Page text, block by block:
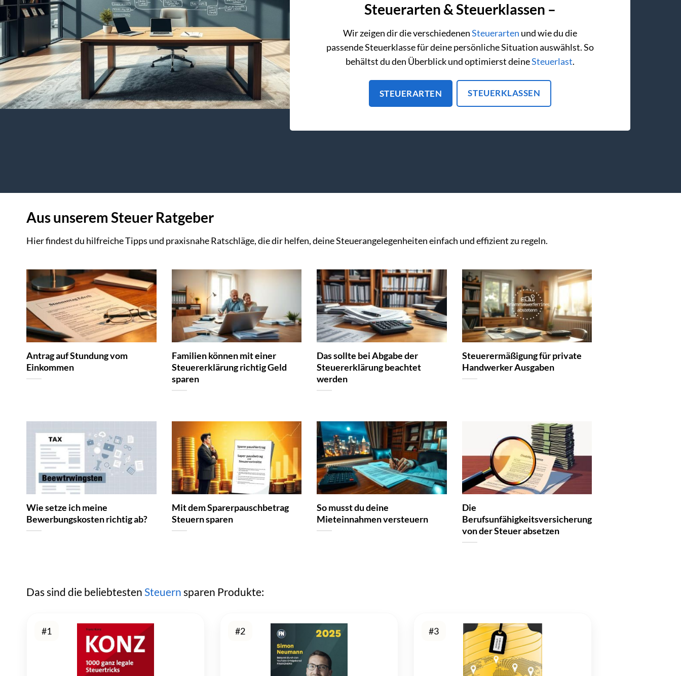
Steuerarten & Steuerklassen –
Wir zeigen dir die verschiedenenSteuerarten und wie du die
passende Steuerklasse für deine persönliche Situation auswählst. So
behältst du den Überblick und optimierst deineSteuerlast.
STEUERARTEN STEUERKLASSEN
Aus unserem Steuer Ratgeber
Hier findest du hilfreiche Tipps und praxisnahe Ratschläge, die dir helfen, deine Steuerangelegenheiten einfach und effizient zu regeln.
Antrag auf Stundung vom
Einkommen
Familien können mit einer
Steuererklärung richtig Geld
sparen
Das sollte bei Abgabe der
Steuererklärung beachtet
werden
Steuerermäßigung für private
Handwerker Ausgaben
Wie setze ich meine
Bewerbungskosten richtig ab?
Mit dem Sparerpauschbetrag
Steuern sparen
So musst du deine
Mieteinnahmen versteuern
Die
Berufsunfähigkeitsversicherung
von der Steuer absetzen
Das sind die beliebtestenSteuernsparen Produkte:
#1 #2 #3